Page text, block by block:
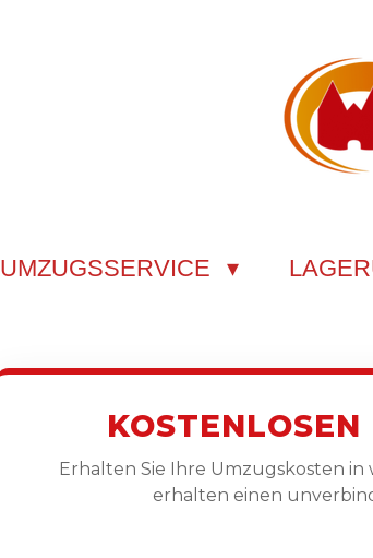
UMZUGSSERVICE
Erhalten Sie Ihre Umzugskosten in
erhalten einen